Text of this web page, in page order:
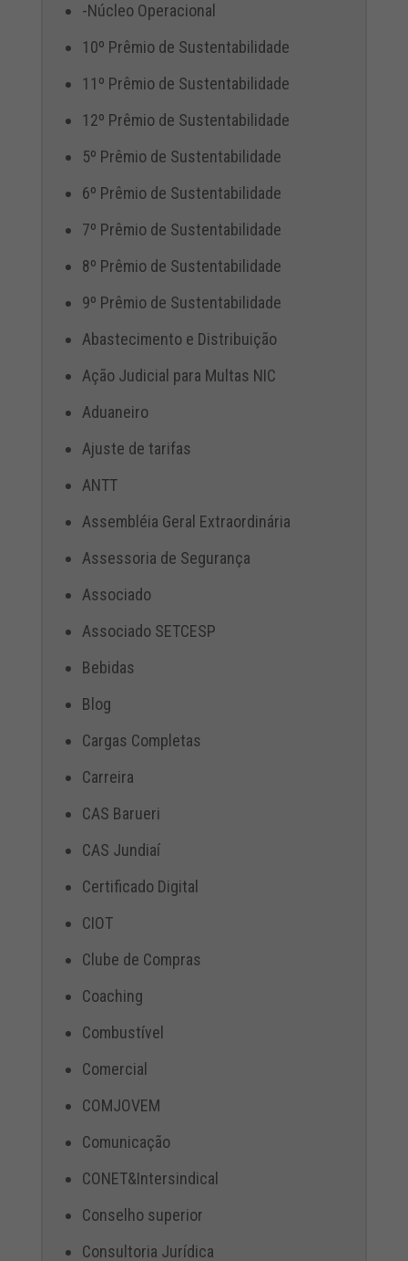
-Núcleo Operacional
10º Prêmio de Sustentabilidade
11º Prêmio de Sustentabilidade
12º Prêmio de Sustentabilidade
5º Prêmio de Sustentabilidade
6º Prêmio de Sustentabilidade
7º Prêmio de Sustentabilidade
8º Prêmio de Sustentabilidade
9º Prêmio de Sustentabilidade
Abastecimento e Distribuição
Ação Judicial para Multas NIC
Aduaneiro
Ajuste de tarifas
ANTT
Assembléia Geral Extraordinária
Assessoria de Segurança
Associado
Associado SETCESP
Bebidas
Blog
Cargas Completas
Carreira
CAS Barueri
CAS Jundiaí
Certificado Digital
CIOT
Clube de Compras
Coaching
Combustível
Comercial
COMJOVEM
Comunicação
CONET&Intersindical
Conselho superior
Consultoria Jurídica